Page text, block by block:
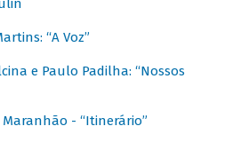
“A Voz”
e Paulo Padilha: “Nossos
Maranhão - “Itinerário”